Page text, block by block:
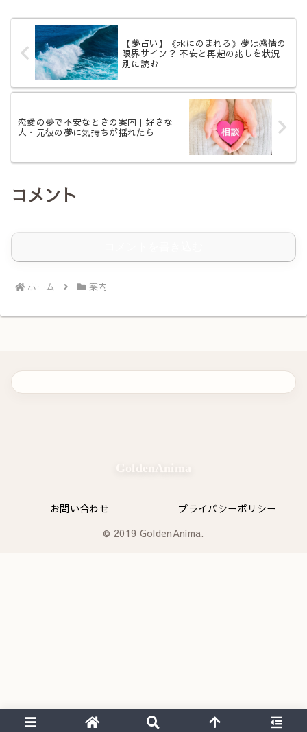
【夢占い】《水にのまれる》夢は感情の
限界サイン？ 不安と再起の兆しを状況
別に読む
恋愛の夢で不安なときの案内｜好きな
人・元彼の夢に気持ちが揺れたら
コメント
ホーム 案内
お問い合わせ
プライバシーポリシー
© 2019 GoldenAnima.